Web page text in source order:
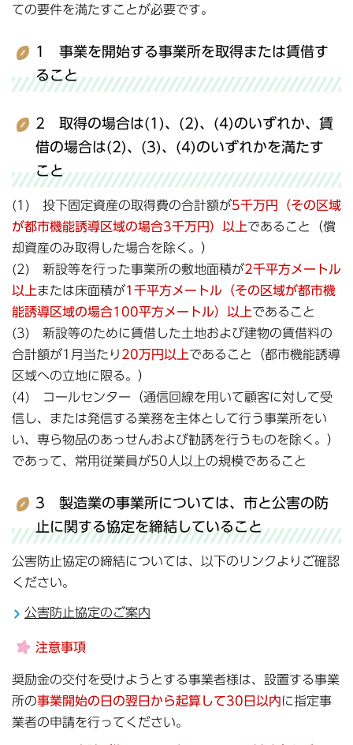
ての要件を満たすことが必要です。
1 事業を開始する事業所を取得または賃借す
ること
2 取得の場合は(1)、(2)、(4)のいずれか、賃
借の場合は(2)、(3)、(4)のいずれかを満たす
こと
(1) 投下固定資産の取得費の合計額が5千万円（その区域
が都市機能誘導区域の場合3千万円）以上であること（償
却資産のみ取得した場合を除く。）
(2) 新設等を行った事業所の敷地面積が2千平方メートル
以上または床面積が1千平方メートル（その区域が都市機
能誘導区域の場合100平方メートル）以上であること
(3) 新設等のために賃借した土地および建物の賃借料の
合計額が1月当たり 20万円以上であること（都市機能誘導
区域への立地に限る。）
(4) コールセンター（通信回線を用いて顧客に対して受
信し、または発信する業務を主体として行う事業所をい
い、専ら物品のあっせんおよび勧誘を行うものを除く。）
であって、常用従業員が50人以上の規模であること
3 製造業の事業所については、市と公害の防
止に関する協定を締結していること
公害防止協定の締結については、以下のリンクよりご確認
ください。
公害防止協定のご案内
注意事項
奨励金の交付を受けようとする事業者様は、設置する事業
所の事業開始の日の翌日から起算して30日以内に指定事
業者の申請を行ってください。